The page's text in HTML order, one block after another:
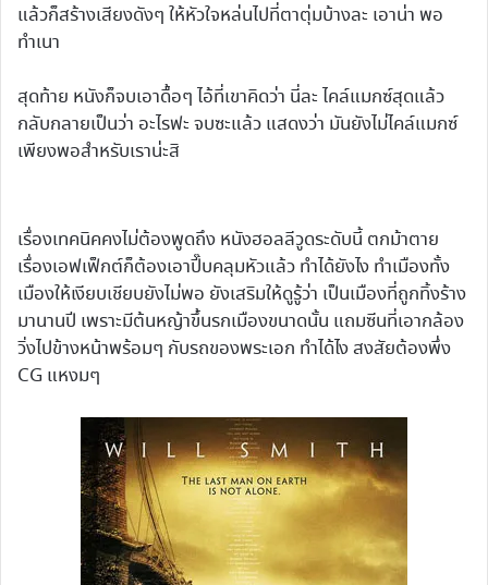
แล้วก็สร้างเสียงดังๆ ให้หัวใจหล่นไปที่ตาตุ่มบ้างละ เอาน่า พอ
ทำเนา
สุดท้าย หนังก็จบเอาดื้อๆ ไอ้ที่เขาคิดว่า นี่ละ ไคล์แมกซ์สุดแล้ว
กลับกลายเป็นว่า อะไรฟะ จบซะแล้ว แสดงว่า มันยังไม่ไคล์แมกซ์
เพียงพอสำหรับเราน่ะสิ
เรื่องเทคนิคคงไม่ต้องพูดถึง หนังฮอลลีวูดระดับนี้ ตกม้าตาย
เรื่องเอฟเฟ็กต์ก็ต้องเอาปี๊บคลุมหัวแล้ว ทำได้ยังไง ทำเมืองทั้ง
เมืองให้เงียบเชียบยังไม่พอ ยังเสริมให้ดูรู้ว่า เป็นเมืองที่ถูกทิ้งร้าง
มานานปี เพราะมีต้นหญ้าขึ้นรกเมืองขนาดนั้น แถมซีนที่เอากล้อง
วิ่งไปข้างหน้าพร้อมๆ กับรถของพระเอก ทำได้ไง สงสัยต้องพึ่ง
CG แหงมๆ